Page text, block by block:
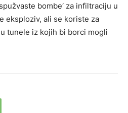
bombe‘ za infiltraciju u
eksploziv, ali se koriste za
tunele iz kojih bi borci mogli